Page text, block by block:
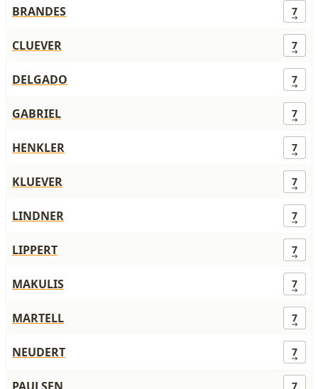
BRANDES 7
CLUEVER 7
DELGADO 7
GABRIEL 7
HENKLER 7
KLUEVER 7
LINDNER 7
LIPPERT 7
MAKULIS 7
MARTELL 7
NEUDERT 7
7